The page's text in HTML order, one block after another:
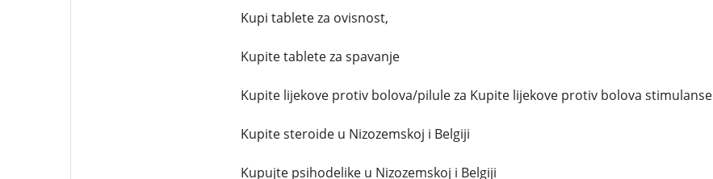
Kupi tablete za ovisnost,
Kupite tablete za spavanje
Kupite lijekove protiv bolova/pilule za Kupite lijekove protiv bolova stimulanse
Kupite steroide u Nizozemskoj i Belgiji
Kupujte psihodelike u Nizozemskoj i Belgiji